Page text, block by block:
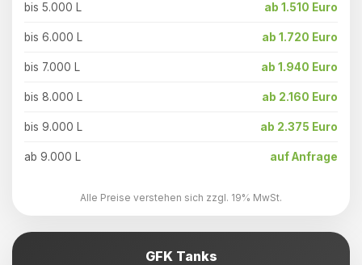
bis 5.000 L ab 1.510 Euro
bis 6.000 L ab 1.720 Euro
bis 7.000 L ab 1.940 Euro
bis 8.000 L ab 2.160 Euro
bis 9.000 L ab 2.375 Euro
ab 9.000 L auf Anfrage
Alle Preise verstehen sich zzgl. 19% MwSt.
GFK Tanks